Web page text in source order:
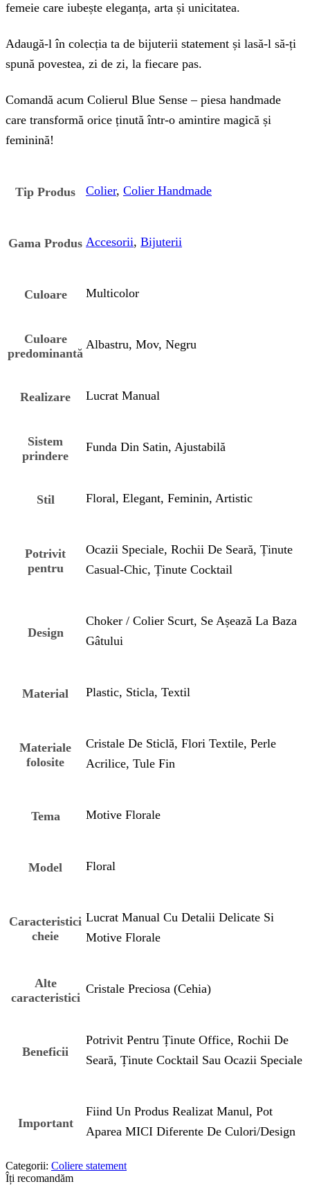
femeie care iubește eleganța, arta și unicitatea.
Adaugă-l în colecția ta de bijuterii statement și lasă-l să-ți
spună povestea, zi de zi, la fiecare pas.
Comandă acum Colierul Blue Sense – piesa handmade
care transformă orice ținută într-o amintire magică și
feminină!
Tip Produs Colier, Colier Handmade
Gama Produs Accesorii, Bijuterii
Culoare Multicolor
Culoare
predominantă
Albastru, Mov, Negru
Realizare Lucrat Manual
Sistem
prindere
Funda Din Satin, Ajustabilă
Stil Floral, Elegant, Feminin, Artistic
Potrivit
pentru
Ocazii Speciale, Rochii De Seară, Ținute
Casual-Chic, Ținute Cocktail
Design
Choker / Colier Scurt, Se Așează La Baza
Gâtului
Material Plastic, Sticla, Textil
Materiale
folosite
Cristale De Sticlă, Flori Textile, Perle
Acrilice, Tule Fin
Tema Motive Florale
Model Floral
Caracteristici
cheie
Lucrat Manual Cu Detalii Delicate Si
Motive Florale
Alte
caracteristici
Cristale Preciosa (Cehia)
Beneficii
Potrivit Pentru Ținute Office, Rochii De
Seară, Ținute Cocktail Sau Ocazii Speciale
Important
Fiind Un Produs Realizat Manul, Pot
Aparea MICI Diferente De Culori/design
Categorii: Coliere statement
Îți recomandăm